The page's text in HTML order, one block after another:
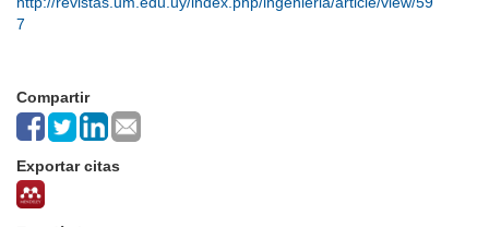
7
Compartir
Exportar citas